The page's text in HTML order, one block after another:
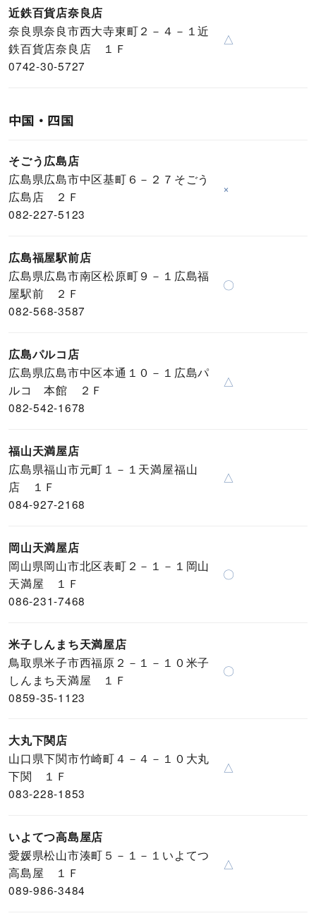
近鉄百貨店奈良店
奈良県奈良市西大寺東町２－４－１近
鉄百貨店奈良店 １Ｆ
0742-30-5727
△
中国・四国
そごう広島店
広島県広島市中区基町６－２７そごう
広島店 ２Ｆ
082-227-5123
×
広島福屋駅前店
広島県広島市南区松原町９－１広島福
屋駅前 ２Ｆ
082-568-3587
〇
広島パルコ店
広島県広島市中区本通１０－１広島パ
ルコ 本館 ２Ｆ
082-542-1678
△
福山天満屋店
広島県福山市元町１－１天満屋福山
店 １Ｆ
084-927-2168
△
岡山天満屋店
岡山県岡山市北区表町２－１－１岡山
天満屋 １Ｆ
086-231-7468
〇
米子しんまち天満屋店
鳥取県米子市西福原２－１－１０米子
しんまち天満屋 １Ｆ
0859-35-1123
〇
大丸下関店
山口県下関市竹崎町４－４－１０大丸
下関 １Ｆ
083-228-1853
△
いよてつ高島屋店
愛媛県松山市湊町５－１－１いよてつ
高島屋 １Ｆ
089-986-3484
△